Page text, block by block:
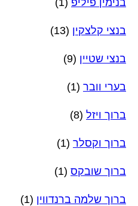
בנימין פיליפ (1)
בנצי קלצקין (13)
בנצי שטיין (9)
בערי וובר (1)
ברוך ויזל (8)
ברוך וקסלר (1)
ברוך שובקס (1)
ברוך שלמה ברנדווין (1)